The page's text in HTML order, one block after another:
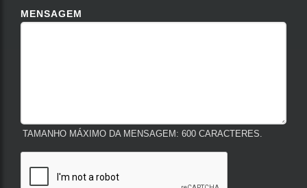
MENSAGEM
TAMANHO MÁXIMO DA MENSAGEM: 600 CARACTERES.